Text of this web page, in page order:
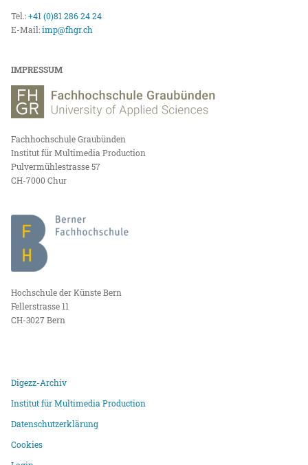
Tel.:+41 (0)81 286 24 24
E-Mail:imp@fhgr.ch
IMPRESSUM
Fachhochschule Graubünden
Institut für Multimedia Production
Pulvermühlestrasse 57
CH-7000 Chur
Hochschule der Künste Bern
Fellerstrasse 11
CH-3027 Bern
Digezz-Archiv
Institut für Multimedia Production
Datenschutzerklärung
Cookies